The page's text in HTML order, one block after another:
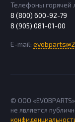
Телефоны горячей
8 (800) 600-92-79
8 (905) 081-01-00
E-mail:
© ООО
не является